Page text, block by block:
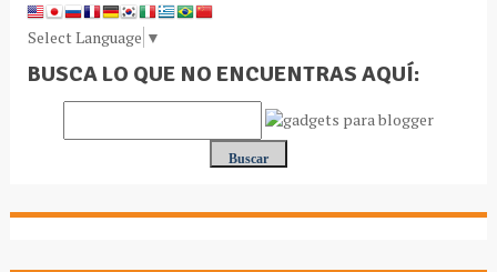
Select Language ▼
BUSCA LO QUE NO ENCUENTRAS AQUÍ: